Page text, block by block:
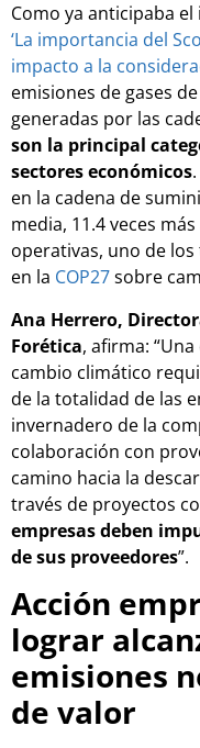
Como ya anticipaba
‘La importancia del
impacto a la
emisiones de gases
generadas por las
son la principal
sectores económicos
en la cadena de
media, 11.4 veces
operativas, uno de
en la COP27sobre
Ana Herrero,
Forética, afirma:
cambio climático
de la totalidad de las
invernadero de la
colaboración con
camino hacia la
través de proyectos
empresas deben
de sus proveedores”.
Acción
lograr
emisiones
de valor